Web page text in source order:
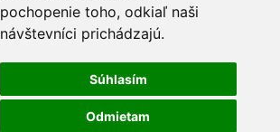
pochopenie toho, odkiaľ naši
návštevníci prichádzajú.
Súhlasím
Odmietam